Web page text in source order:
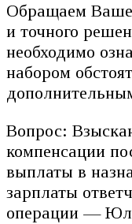
Обращаем Ваше
и точного
необходимо
набором
Вопрос:
компенсации
выплаты в
зарплаты
операции —